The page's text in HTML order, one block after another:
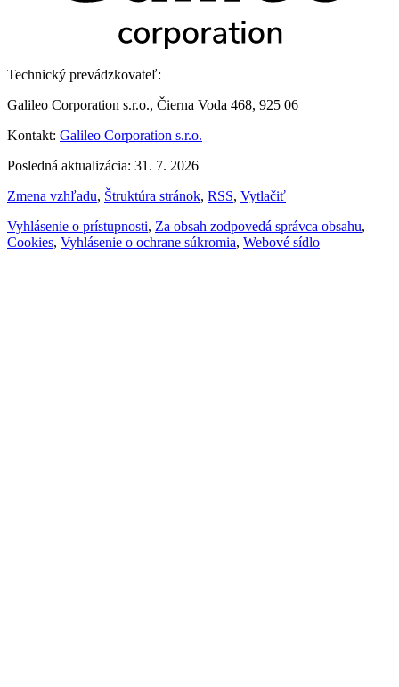
Technický prevádzkovateľ:
Galileo Corporation s.r.o., Čierna Voda 468, 925 06
Kontakt: Galileo Corporation s.r.o.
Posledná aktualizácia: 31. 7. 2026
Zmena vzhľadu, Štruktúra stránok, RSS, Vytlačiť
Vyhlásenie o prístupnosti, Za obsah zodpovedá správca obsahu,
Cookies, Vyhlásenie o ochrane súkromia, Webové sídlo